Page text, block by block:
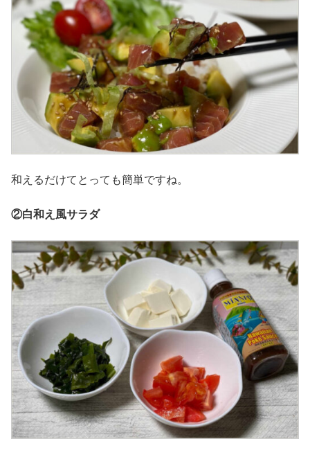
和えるだけてとっても簡単ですね。
②白和え風サラダ